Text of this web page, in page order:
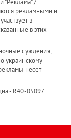
рекламными и
в
в этих
суждения,
украинскому
несет
- R40-05097